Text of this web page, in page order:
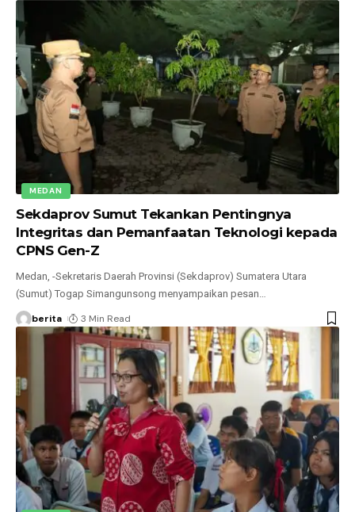
MEDAN
Sekdaprov Sumut Tekankan Pentingnya
Integritas dan Pemanfaatan Teknologi kepada
CPNS Gen-Z
Medan, -Sekretaris Daerah Provinsi (Sekdaprov) Sumatera Utara
(Sumut) Togap Simangunsong menyampaikan pesan…
berita 3 Min Read